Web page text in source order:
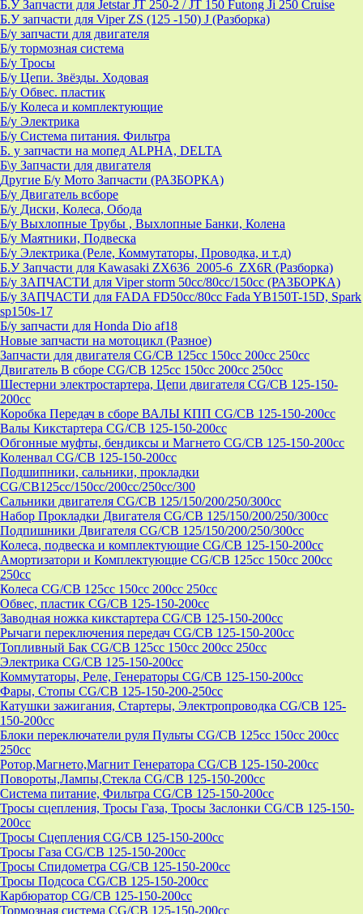
Б.У Запчасти для Jetstar JT 250-2 / JT 150 Futong Ji 250 Cruise
Б.У запчасти для Viper ZS (125 -150) J (Разборка)
Б/у запчасти для двигателя
Б/у тормозная система
Б/у Тросы
Б/у Цепи. Звёзды. Ходовая
Б/у Обвес. пластик
Б/у Колеса и комплектующие
Б/у Электрика
Б/у Система питания. Фильтра
Б. у запчасти на мопед ALPHA, DELTA
Б\у Запчасти для двигателя
Другие Б/у Мото Запчасти (РАЗБОРКА)
Б/у Двигатель всборе
Б/у Диски, Колеса, Обода
Б/у Выхлопные Трубы , Выхлопные Банки, Колена
Б/у Маятники, Подвеска
Б/у Электрика (Реле, Коммутаторы, Проводка, и т.д)
Б.У Запчасти для Kawasaki ZX636_2005-6_ZX6R (Разборка)
Б/у ЗАПЧАСТИ для Viper storm 50cc/80cc/150cc (РАЗБОРКА)
Б/у ЗАПЧАСТИ для FADA FD50cc/80cc Fada YB150T-15D, Spark
sp150s-17
Б/у запчасти для Honda Dio af18
Новые запчасти на мотоцикл (Разное)
Запчасти для двигателя CG/CB 125cc 150cc 200cc 250cc
Двигатель В сборе CG/CB 125cc 150cc 200cc 250cc
Шестерни электростартера, Цепи двигателя CG/CB 125-150-
200cc
Коробка Передач в сборе ВАЛЫ КПП CG/CB 125-150-200cc
Валы Кикстартера CG/CB 125-150-200cc
Обгонные муфты, бендиксы и Магнето CG/CB 125-150-200cc
Коленвал CG/CB 125-150-200cc
Подшипники, сальники, прокладки
CG/CB125сс/150cc/200cc/250cc/300
Сальники двигателя CG/CB 125/150/200/250/300cc
Набор Прокладки Двигателя CG/CB 125/150/200/250/300cc
Подпишники Двигателя CG/CB 125/150/200/250/300cc
Колеса, подвеска и комплектующие CG/CB 125-150-200cc
Амортизатори и Комплектующие CG/CB 125cc 150cc 200cc
250cc
Колеса CG/CB 125cc 150cc 200cc 250cc
Обвес, пластик CG/CB 125-150-200cc
Заводная ножка кикстартера CG/CB 125-150-200cc
Рычаги переключения передач CG/CB 125-150-200cc
Топливный Бак CG/CB 125cc 150cc 200cc 250cc
Электрика CG/CB 125-150-200cc
Коммутаторы, Реле, Генераторы CG/CB 125-150-200cc
Фары, Стопы CG/CB 125-150-200-250cc
Катушки зажигания, Стартеры, Электропроводка CG/CB 125-
150-200cc
Блоки переключатели руля Пульты CG/CB 125cc 150cc 200cc
250cc
Ротор,Магнето,Магнит Генератора CG/CB 125-150-200cc
Повороты,Лампы,Стекла CG/CB 125-150-200cc
Система питание, Фильтра CG/CB 125-150-200cc
Тросы сцепления, Тросы Газа, Тросы Заслонки CG/CB 125-150-
200cc
Тросы Сцепления CG/CB 125-150-200cc
Тросы Газа CG/CB 125-150-200cc
Тросы Спидометра CG/CB 125-150-200cc
Тросы Подсоса CG/CB 125-150-200cc
Карбюратор CG/CB 125-150-200cc
Тормозная система CG/CB 125-150-200cc